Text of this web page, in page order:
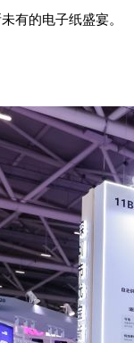
有的电子纸盛宴。